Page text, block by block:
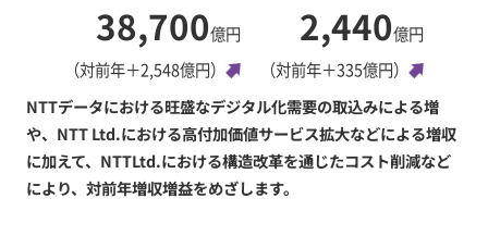
38,700億円
（対前年＋2,548億円）
2,440億円
（対前年＋335億円）
NTTデータにおける旺盛なデジタル化需要の取込みによる増
や、NTT Ltd.における高付加価値サービス拡大などによる増収
に加えて、NTTLtd.における構造改革を通じたコスト削減など
により、対前年増収増益をめざします。